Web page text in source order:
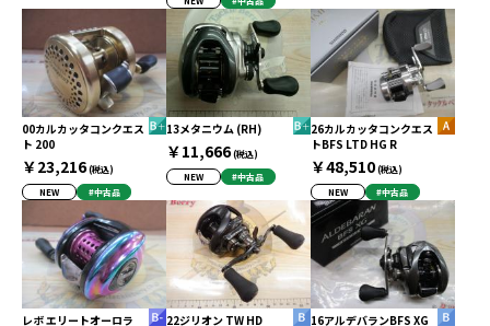
00カルカッタコンクエス
ト 200
￥23,216(税込)
NEW
#中古品
13メタニウム (RH)
￥11,666(税込)
NEW
#中古品
26カルカッタコンクエス
トBFS LTD HG R
￥48,510(税込)
NEW
#中古品
レボ エリートオーロラ
22ジリオン TW HD
16アルデバランBFS XG